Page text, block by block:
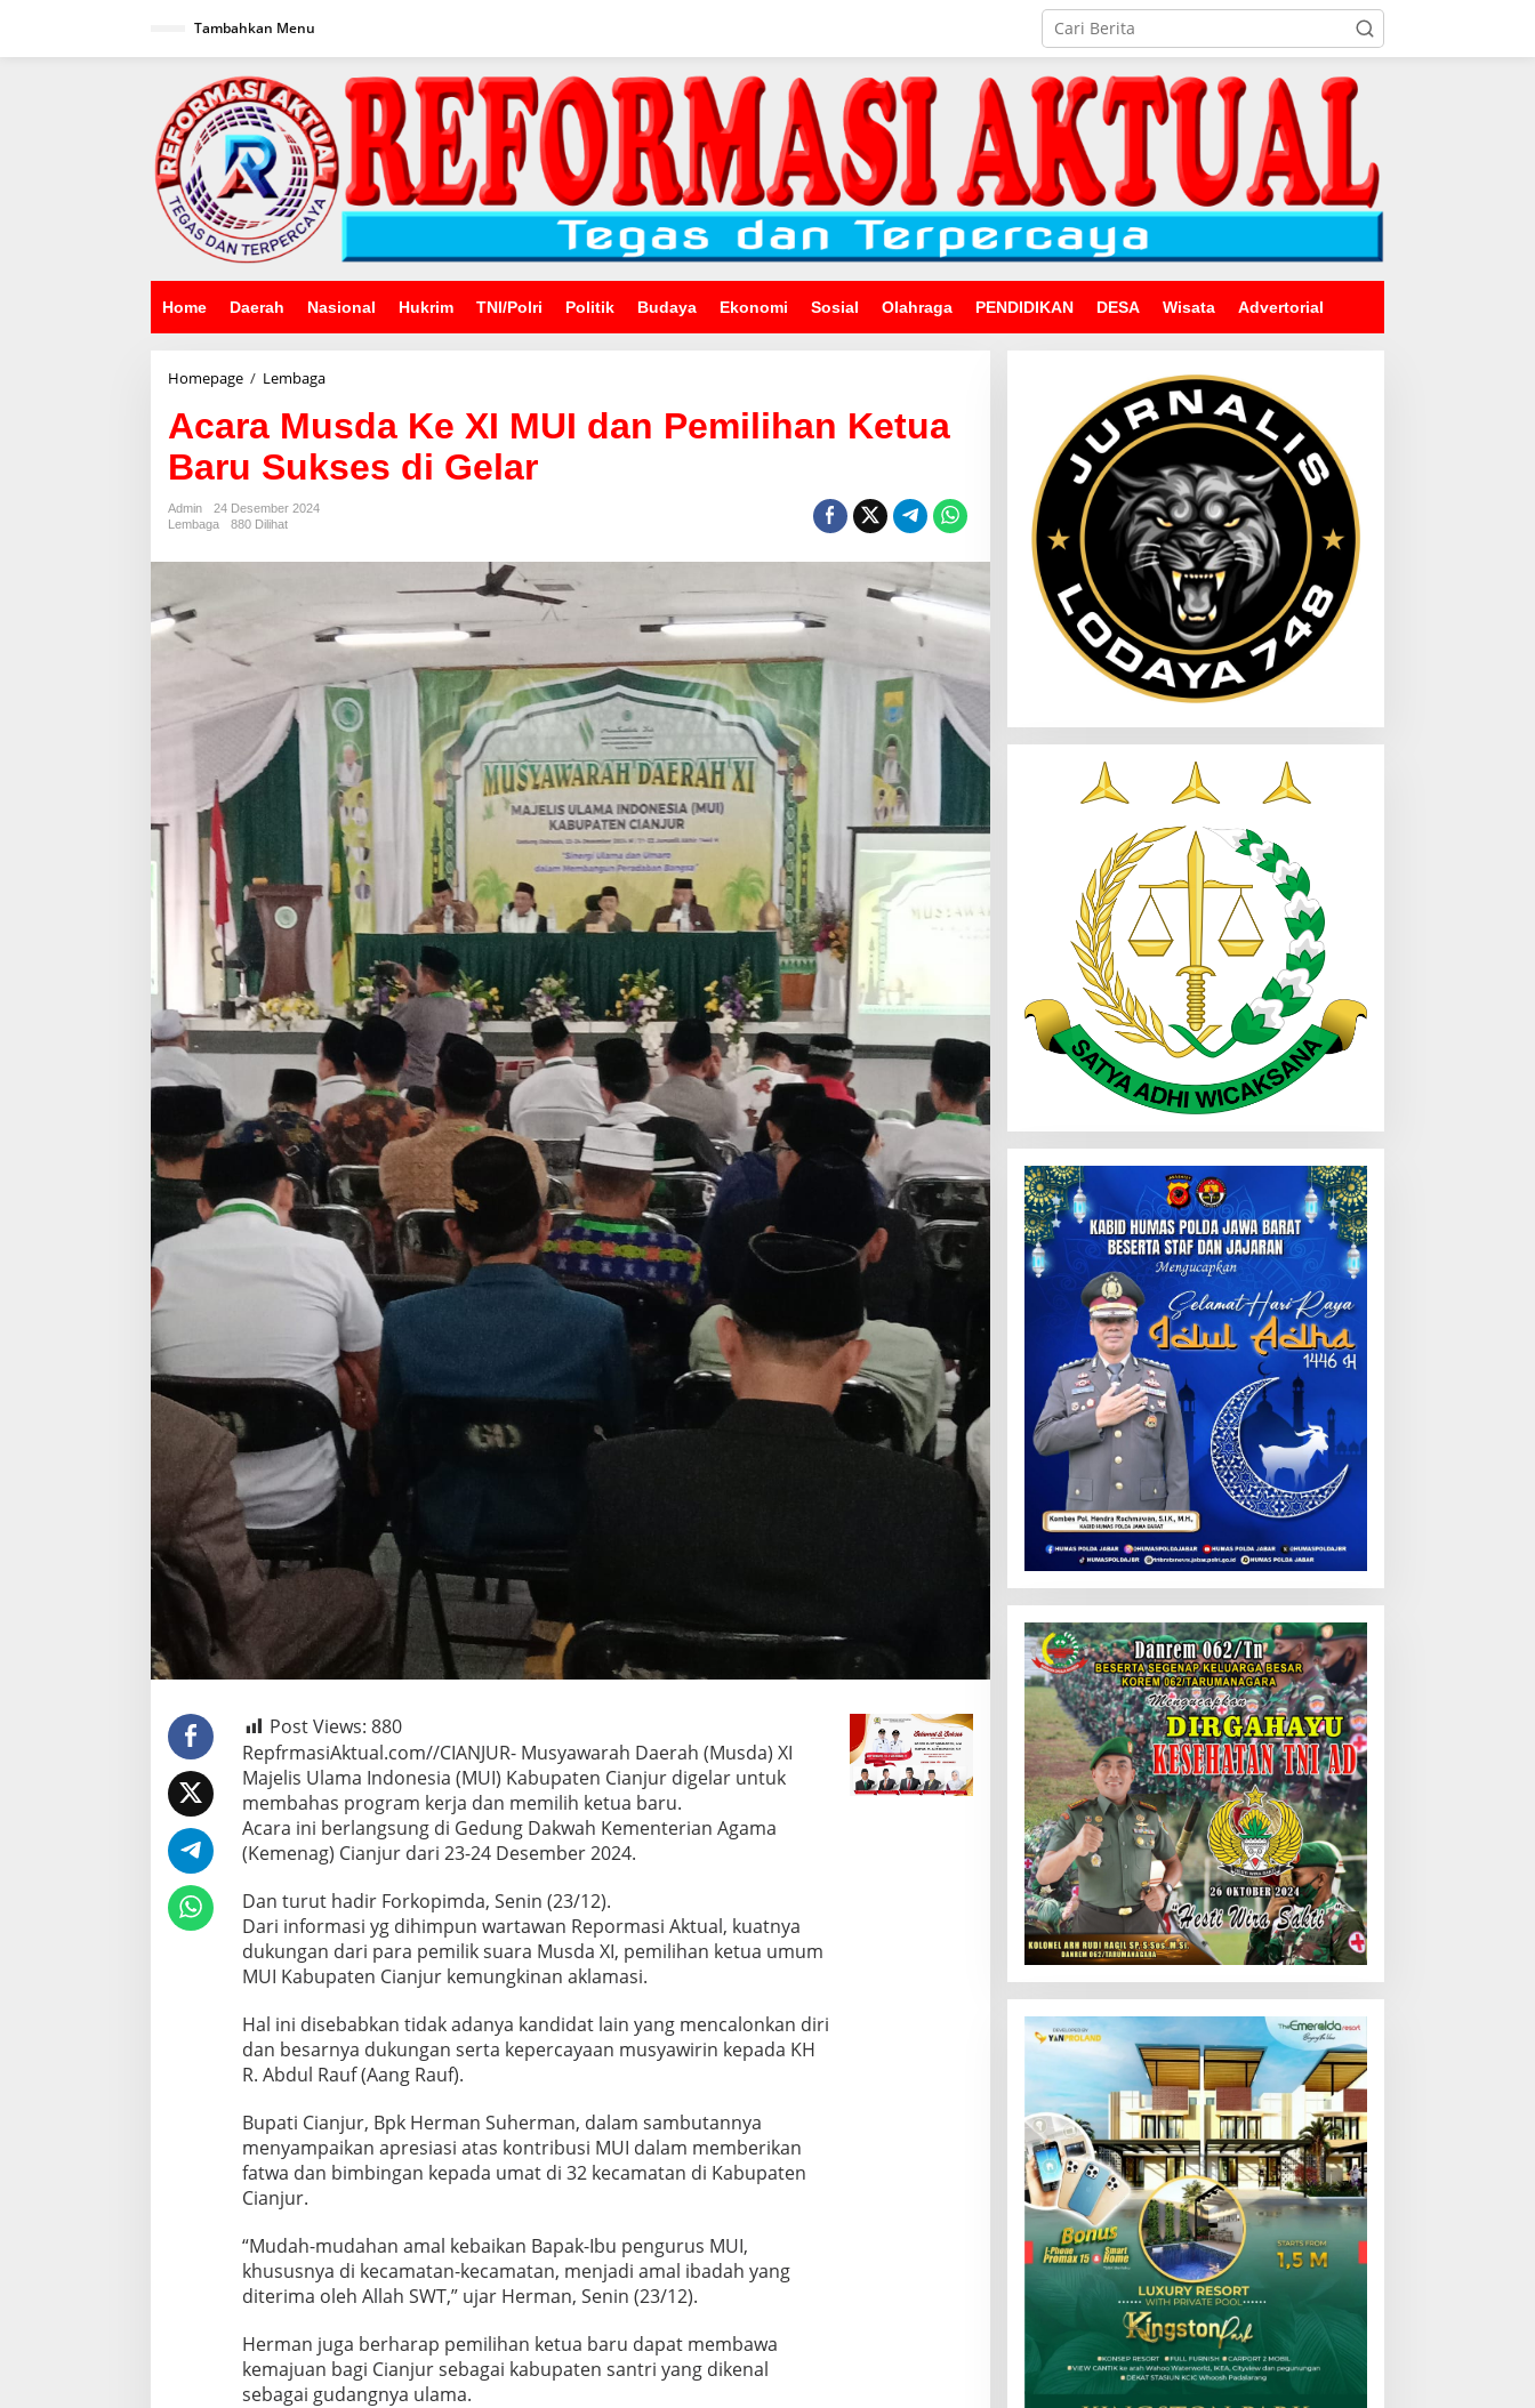
Tambahkan Menu
Home Daerah Nasional Hukrim TNI/Polri Politik Budaya Ekonomi Sosial Olahraga PENDIDIKAN DESA Wisata Advertorial
Homepage / LembagaAcara
Ke
XI
MUI
dan
Sukses
Acara Musda Ke XI MUI dan Pemilihan Ketua
Baru Sukses di Gelar
Admin
24 Desember 2024
Lembaga
880 Dilihat
Post Views: 880
RepfrmasiAktual.com//CIANJUR- Musyawarah Daerah (Musda) XI
Majelis Ulama Indonesia (MUI) Kabupaten Cianjur digelar untuk
membahas program kerja dan memilih ketua baru.
Acara ini berlangsung di Gedung Dakwah Kementerian Agama
(Kemenag) Cianjur dari 23-24 Desember 2024.
Dan turut hadir Forkopimda, Senin (23/12).
Dari informasi yg dihimpun wartawan Repormasi Aktual, kuatnya
dukungan dari para pemilik suara Musda XI, pemilihan ketua umum
MUI Kabupaten Cianjur kemungkinan aklamasi.
Hal ini disebabkan tidak adanya kandidat lain yang mencalonkan diri
dan besarnya dukungan serta kepercayaan musyawirin kepada KH
R. Abdul Rauf (Aang Rauf).
Bupati Cianjur, Bpk Herman Suherman, dalam sambutannya
menyampaikan apresiasi atas kontribusi MUI dalam memberikan
fatwa dan bimbingan kepada umat di 32 kecamatan di Kabupaten
Cianjur.
“Mudah-mudahan amal kebaikan Bapak-Ibu pengurus MUI,
khususnya di kecamatan-kecamatan, menjadi amal ibadah yang
diterima oleh Allah SWT,” ujar Herman, Senin (23/12).
Herman juga berharap pemilihan ketua baru dapat membawa
kemajuan bagi Cianjur sebagai kabupaten santri yang dikenal
sebagai gudangnya ulama.